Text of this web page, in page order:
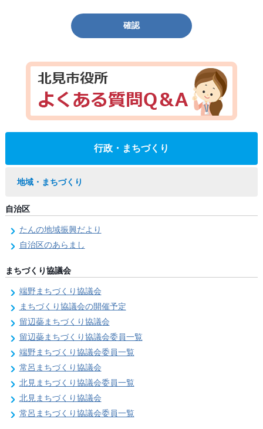
確認
行政・まちづくり
地域・まちづくり
自治区
たんの地域振興だより
自治区のあらまし
まちづくり協議会
端野まちづくり協議会
まちづくり協議会の開催予定
留辺蘂まちづくり協議会
留辺蘂まちづくり協議会委員一覧
端野まちづくり協議会委員一覧
常呂まちづくり協議会
北見まちづくり協議会委員一覧
北見まちづくり協議会
常呂まちづくり協議会委員一覧